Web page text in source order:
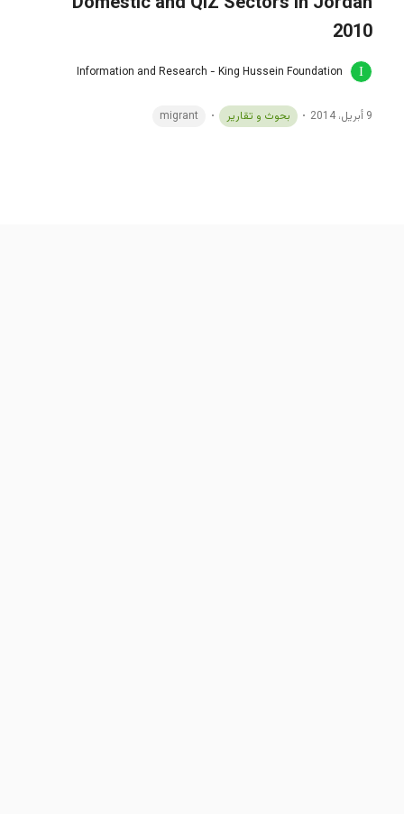
2010
Information and Research - King Hussein Foundation
9 أبريل، 2014 بحوث و تقارير migrant